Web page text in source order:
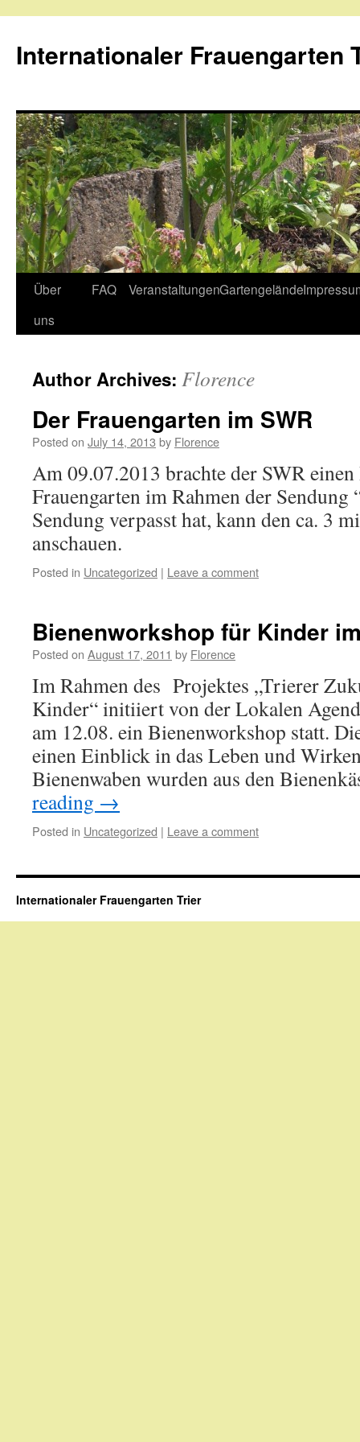
Internationaler Frauengarten
Skip
Über
uns
FAQ VeranstaltungenGartengelände
Author Archives: Florence
Der Frauengarten im SWR
Posted on July 14, 2013 by Florence
Am 09.07.2013 brachte der SWR
Frauengarten im Rahmen der Sendung
Sendung verpasst hat, kann den ca. 3
anschauen.
Posted in Uncategorized | Leave a comment
Bienenworkshop für Kinder
Posted on August 17, 2011 by Florence
Im Rahmen des Projektes „Trierer
Kinder“ initiiert von der Lokalen
am 12.08. ein Bienenworkshop statt.
einen Einblick in das Leben und
Bienenwaben wurden aus den
reading →
Posted in Uncategorized | Leave a comment
Internationaler Frauengarten Trier